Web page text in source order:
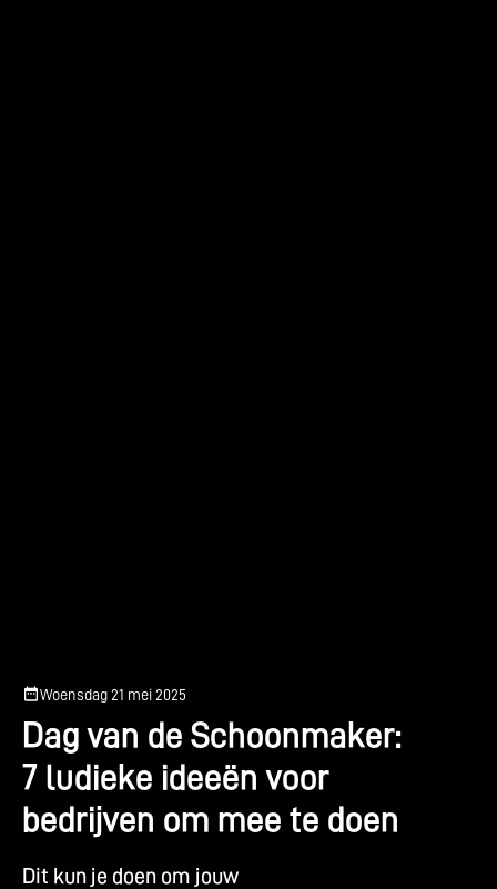
Woensdag 21 mei 2025
Dag van de Schoonmaker:
7 ludieke ideeën voor
bedrijven om mee te doen
Dit kun je doen om jouw